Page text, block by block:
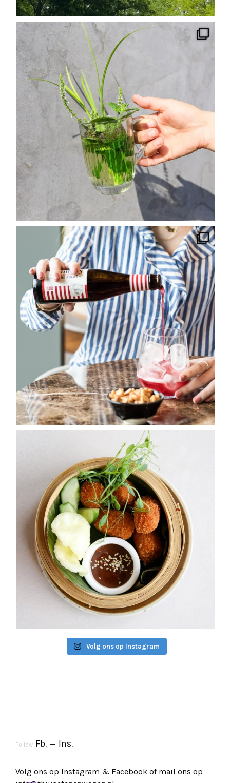
Volg ons op Instagram
Follow Fb. Ins.
Volg ons op Instagram & Facebook of mail ons op